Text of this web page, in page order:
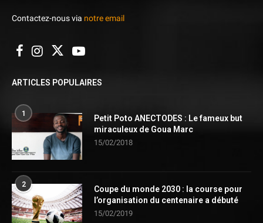
Contactez-nous via notre email
ARTICLES POPULAIRES
1
Petit Poto ANECTODES : Le fameux but
miraculeux de Goua Marc
15/02/2018
2
Coupe du monde 2030 : la course pour
l’organisation du centenaire a débuté
15/02/2019